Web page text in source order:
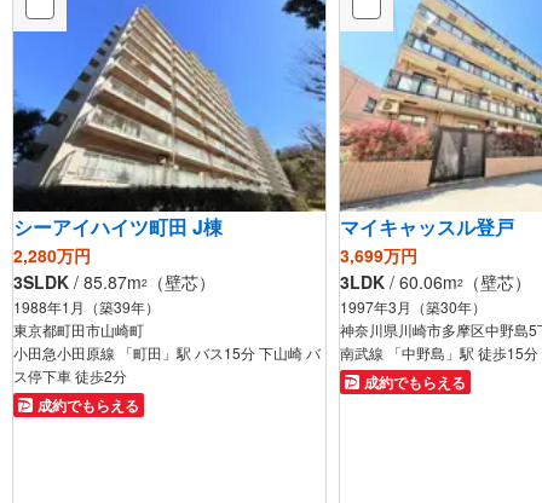
シーアイハイツ町田 J棟
2,280万円
3SLDK / 85.87m2 （壁芯）
1988年1月（築39年）
東京都町田市山崎町
小田急小田原線 「町田」駅 バス15分 下山崎 バ
ス停下車 徒歩2分
成約でもらえる
マイキャッスル登戸
3,699万円
3LDK / 60.06m2 （壁芯）
1997年3月（築30年）
神奈川県川崎市多摩区中野島5
南武線 「中野島」駅 徒歩15分
成約でもらえる